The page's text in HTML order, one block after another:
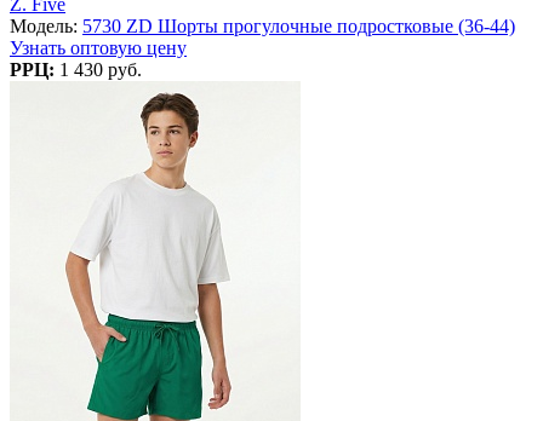
Модель: 5730 ZD Шорты прогулочные подростковые (36-44)
Узнать оптовую цену
РРЦ: 1 430 руб.